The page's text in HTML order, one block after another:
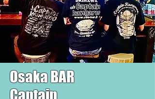
Osaka BAR
Captain